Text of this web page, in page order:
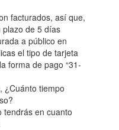
facturados, así que,
plazo de 5 días
a público en
el tipo de tarjeta
forma de pago “31-
¿Cuánto tiempo
tendrás en cuanto